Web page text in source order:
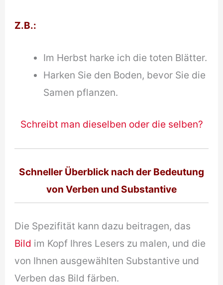
Z.B.:
Im Herbst harke ich die toten Blätter.
Harken Sie den Boden, bevor Sie die
Samen pflanzen.
Schreibt man dieselben oder die selben?
Schneller Überblick nach der Bedeutung
von Verben und Substantive
Die Spezifität kann dazu beitragen, das
Bild im Kopf Ihres Lesers zu malen, und die
von Ihnen ausgewählten Substantive und
Verben das Bild färben.